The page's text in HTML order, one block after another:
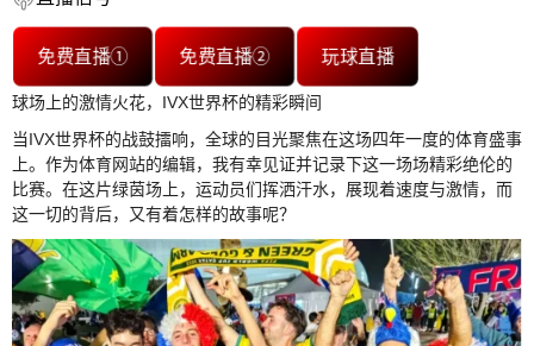
免费直播① 免费直播② 玩球直播
球场上的激情火花，IVX世界杯的精彩瞬间
当IVX世界杯的战鼓擂响，全球的目光聚焦在这场四年一度的体育盛事
上。作为体育网站的编辑，我有幸见证并记录下这一场场精彩绝伦的
比赛。在这片绿茵场上，运动员们挥洒汗水，展现着速度与激情，而
这一切的背后，又有着怎样的故事呢？